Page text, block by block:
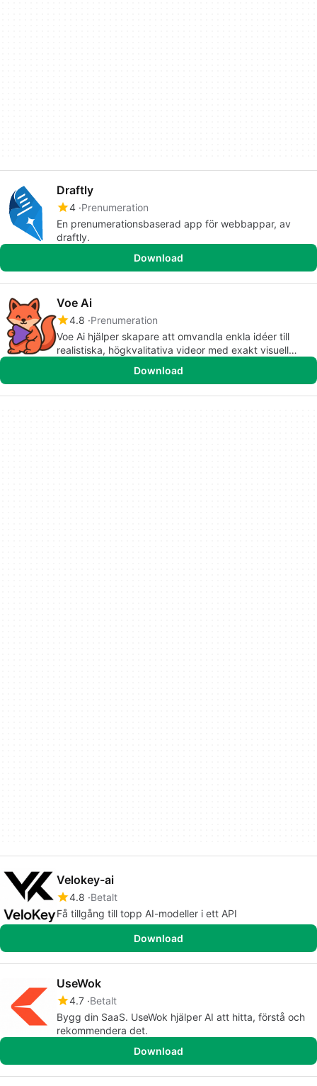
Draftly
4 Prenumeration
En prenumerationsbaserad app för webbappar, av
draftly.
Download
Voe Ai
4.8 Prenumeration
Voe Ai hjälper skapare att omvandla enkla idéer till
realistiska, högkvalitativa videor med exakt visuell
Download
Velokey-ai
4.8 Betalt
Få tillgång till topp AI-modeller i ett API
Download
UseWok
4.7 Betalt
Bygg din SaaS. UseWok hjälper AI att hitta, förstå och
rekommendera det.
Download